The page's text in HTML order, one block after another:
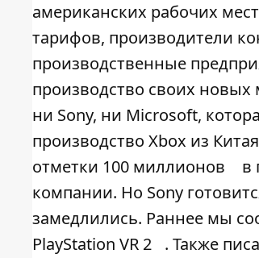
американских рабочих
тарифов, производители
производственные
производство своих новых
ни Sony, ни Microsoft,
производство Xbox из
отметки 100 миллионов
в
компании. Но Sony
замедлились. Раннее мы
PlayStation VR 2
. Также